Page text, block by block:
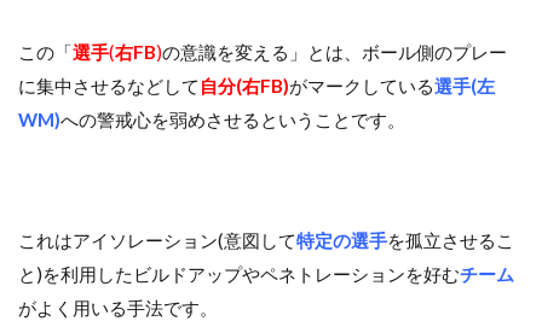
この「選手(右FB)の意識を変える」とは、ボール側のプレー
に集中させるなどして 自分(右FB)がマークしている選手(左
WM)への警戒心を弱めさせるということです。
これはアイソレーション(意図して特定の選手を孤立させるこ
と)を利用したビルドアップやペネトレーションを好むチーム
がよく用いる手法です。